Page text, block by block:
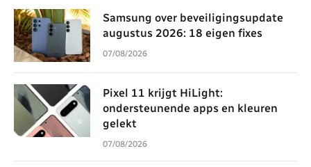
Samsung over beveiligingsupdate
augustus 2026: 18 eigen fixes
07/08/2026
Pixel 11 krijgt HiLight:
ondersteunende apps en kleuren
gelekt
07/08/2026